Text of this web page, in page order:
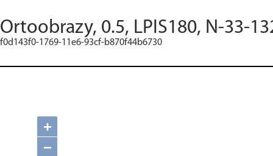
Ortoobrazy, 0.5, LPIS180, N-33-
f0d143f0-1769-11e6-93cf-b870f44b6730
+
−